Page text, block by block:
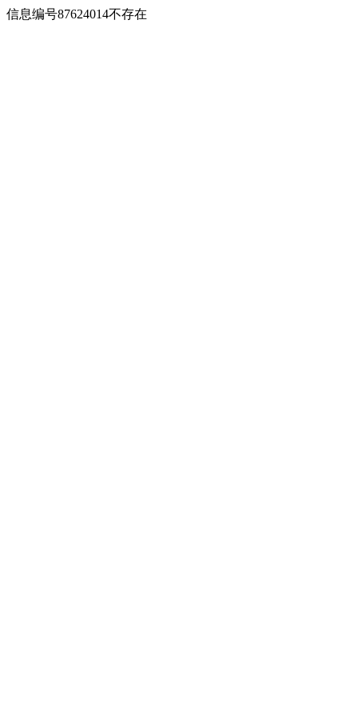
信息编号87624014不存在